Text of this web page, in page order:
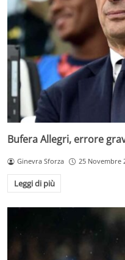
Bufera Allegri, errore
Ginevra Sforza 25 Novembre
Leggi di più